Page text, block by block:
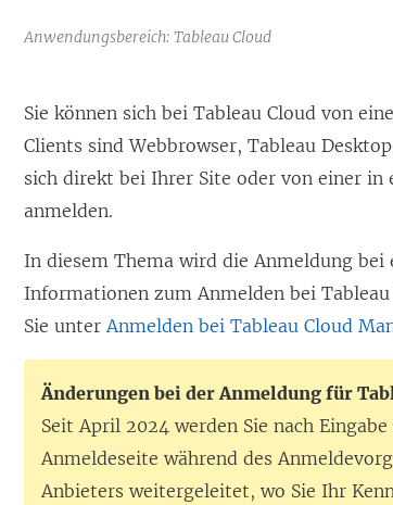
Anwendungsbereich: Tableau Cloud
Sie können sich bei Tableau Cloud von
Clients sind Webbrowser, Tableau
sich direkt bei Ihrer Site oder von einer
anmelden.
In diesem Thema wird die Anmeldung
Informationen zum Anmelden bei
Sie unterAnmelden bei Tableau Cloud
Änderungen bei der Anmeldung für
Seit April 2024 werden Sie nach
Anmeldeseite während des
Anbieters weitergeleitet, wo Sie Ihr